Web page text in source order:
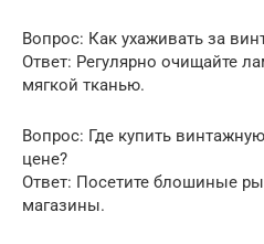
Вопрос: Как ухаживать за
Ответ: Регулярно очищайте
мягкой тканью.
Вопрос: Где купить
цене?
Ответ: Посетите блошиные
магазины.